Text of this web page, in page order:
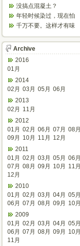
想起了蝙蝠侠。。下棋
那张会不会...
没搞点混凝土？
年轻时候染过，现在怕
伤头发不敢染了。不过
千万不要。这样才有味
气场。
Archive
2016
01月
2014
02月 03月 05月 06月
2013
02月
11月
2012
01月 02月 06月 07月 08月
09月
10月 11月
12月
2011
01月 02月 03月 05月 06月
07月 08月 09月 10月
11月
12月
2010
01月 02月 03月 04月 05月
06月 07月 08月 09月
10月
2009
01月 02月 03月 04月 05月
06月 07月 08月 09月
10月
11月